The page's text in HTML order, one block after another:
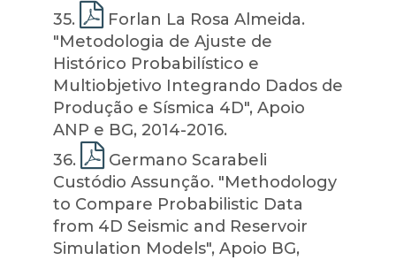
35.
Forlan La Rosa Almeida.
"Metodologia de Ajuste de
Histórico Probabilístico e
Multiobjetivo Integrando Dados de
Produção e Sísmica 4D", Apoio
ANP e BG, 2014-2016.
36.
Germano Scarabeli
Custódio Assunção. "Methodology
to Compare Probabilistic Data
from 4D Seismic and Reservoir
Simulation Models", Apoio BG,